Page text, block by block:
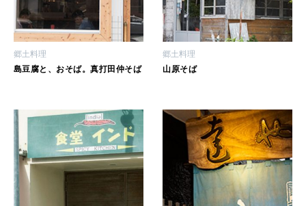
MAMA
ママもいろいろ
SUSTAINABLE
わたしができること
CULTURE
自分を耕す
郷土料理
島豆腐と、おそば。真打田仲そば
郷土料理
山原そば